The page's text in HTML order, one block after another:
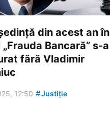
din acest an în
Bancară” s-a
fără Vladimir
12:50 #Justiție